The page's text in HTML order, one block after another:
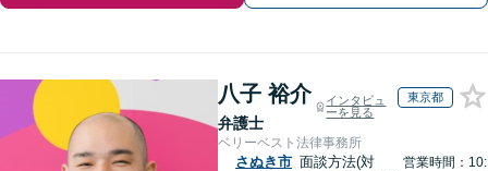
八子 裕介
弁護士
インタビュ
ーを見る
東京都
ベリーベスト法律事務所
さぬき市 面談方法(対
営業時間：10: